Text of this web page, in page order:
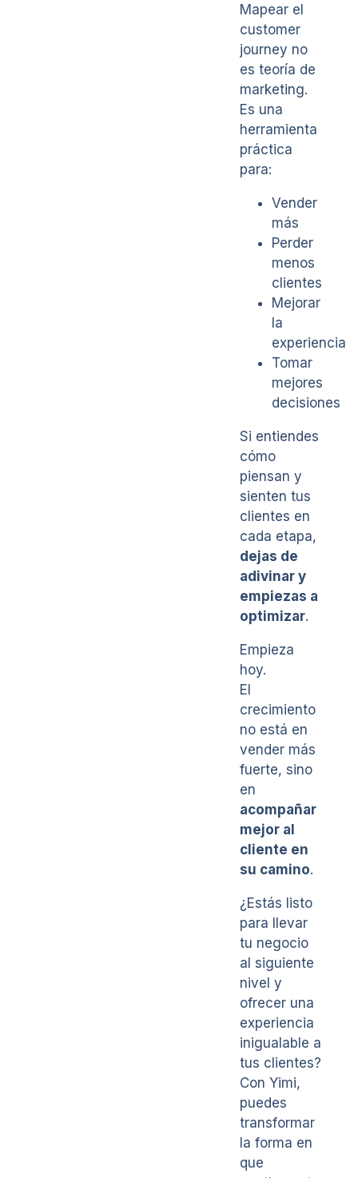
Mapear el
customer
journey no
es teoría de
marketing.
Es una
herramienta
práctica
para:
Vender
más
Perder
menos
clientes
Mejorar
la
experiencia
Tomar
mejores
decisiones
Si entiendes
cómo
piensan y
sienten tus
clientes en
cada etapa,
dejas de
adivinar y
empiezas a
optimizar.
Empieza
hoy.
El
crecimiento
no está en
vender más
fuerte, sino
en
acompañar
mejor al
cliente en
su camino.
¿Estás listo
para llevar
tu negocio
al siguiente
nivel y
ofrecer una
experiencia
inigualable a
tus clientes?
Con Yimi,
puedes
transformar
la forma en
que